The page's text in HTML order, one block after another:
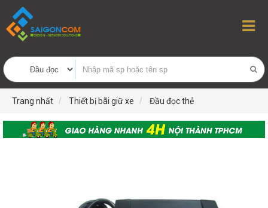
Trang nhất Thiết bị bãi giữ xe Đầu đọc thẻ